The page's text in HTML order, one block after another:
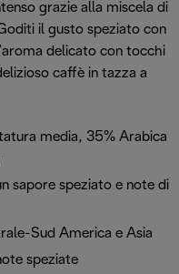
grazie alla miscela di
il gusto speziato con
delicato con tocchi
caffè in tazza a
media, 35% Arabica
sapore speziato e note di
Sud America e Asia
speziate